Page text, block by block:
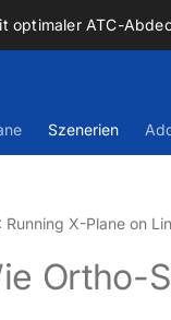
optimaler ATC-
Szenerien
Running X-Plane on
Ortho-